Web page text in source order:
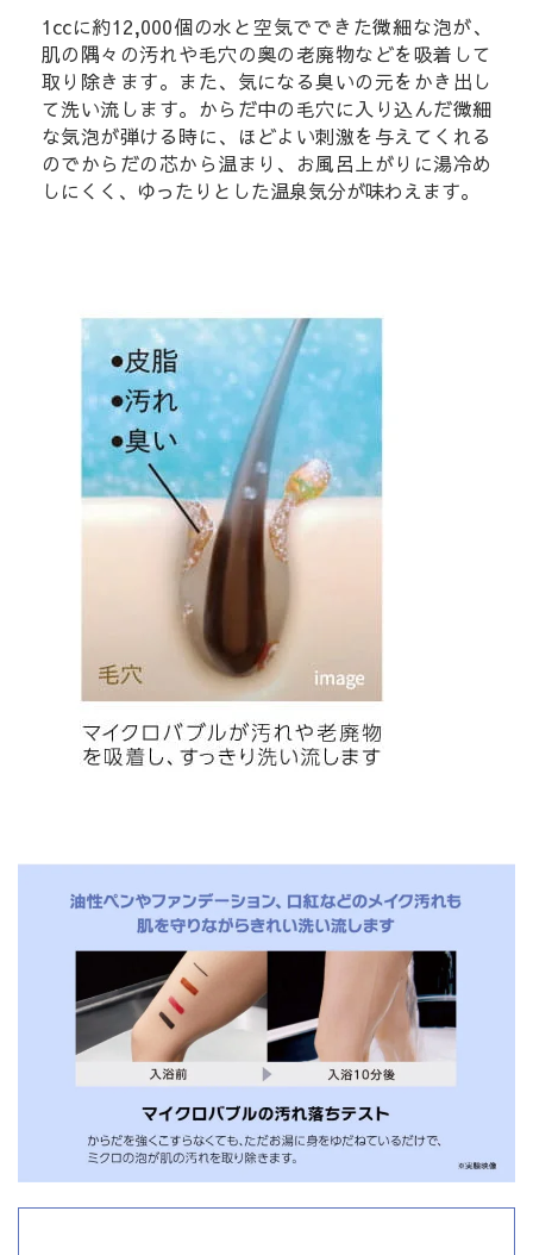
1ccに約12,000個の水と空気でできた微細な泡が、
肌の隅々の汚れや毛穴の奥の老廃物などを吸着して
取り除きます。また、気になる臭いの元をかき出し
て洗い流します。からだ中の毛穴に入り込んだ微細
な気泡が弾ける時に、ほどよい刺激を与えてくれる
のでからだの芯から温まり、お風呂上がりに湯冷め
しにくく、ゆったりとした温泉気分が味わえます。